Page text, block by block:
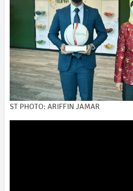
ST PHOTO: ARIFFIN JAMAR